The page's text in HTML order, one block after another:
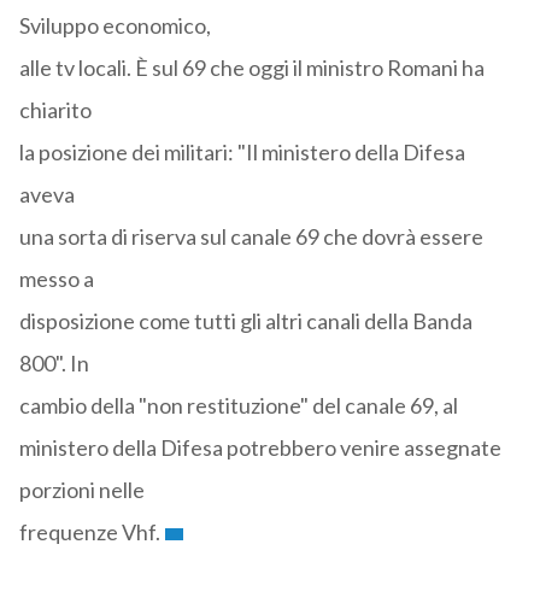
Sviluppo economico,
alle tv locali. È sul 69 che oggi il ministro Romani ha
chiarito
la posizione dei militari: "Il ministero della Difesa
aveva
una sorta di riserva sul canale 69 che dovrà essere
messo a
disposizione come tutti gli altri canali della Banda
800". In
cambio della "non restituzione" del canale 69, al
ministero della Difesa potrebbero venire assegnate
porzioni nelle
frequenze Vhf.